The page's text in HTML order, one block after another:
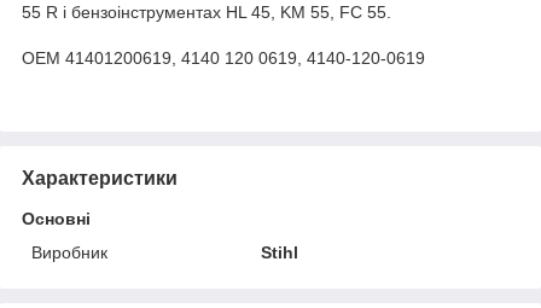
55 R і бензоінструментах HL 45, KM 55, FC 55.
OEM 41401200619, 4140 120 0619, 4140-120-0619
Характеристики
Основні
Виробник
Stihl